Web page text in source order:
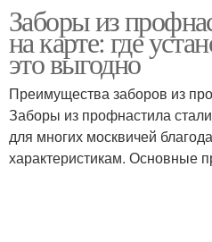
Заборы из
на карте: где
это выгодно
Преимущества заборов из
Заборы из профнастила
для многих москвичей
характеристикам. Основные